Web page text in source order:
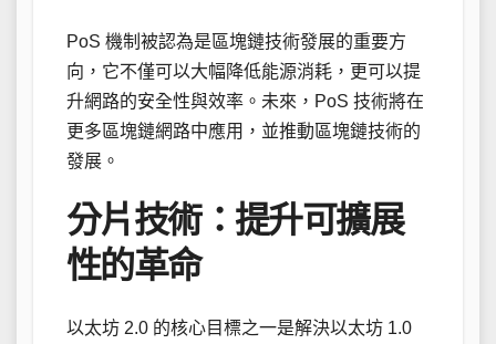
PoS 機制被認為是區塊鏈技術發展的重要方
向，它不僅可以大幅降低能源消耗，更可以提
升網路的安全性與效率。未來，PoS 技術將在
更多區塊鏈網路中應用，並推動區塊鏈技術的
發展。
分片技術：提升可擴展
性的革命
以太坊 2.0 的核心目標之一是解決以太坊 1.0